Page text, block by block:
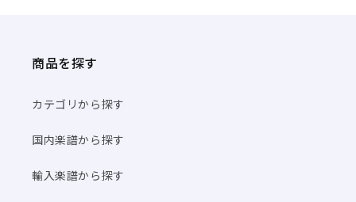
商品を探す
カテゴリから探す
国内楽譜から探す
輸入楽譜から探す